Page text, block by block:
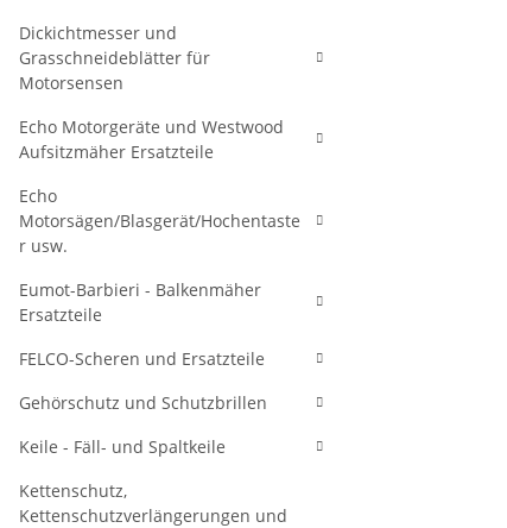
Dickichtmesser und
Grasschneideblätter für
Motorsensen
Echo Motorgeräte und Westwood
Aufsitzmäher Ersatzteile
Echo
Motorsägen/Blasgerät/Hochentaste
r usw.
Eumot-Barbieri - Balkenmäher
Ersatzteile
FELCO-Scheren und Ersatzteile
Gehörschutz und Schutzbrillen
Keile - Fäll- und Spaltkeile
Kettenschutz,
Kettenschutzverlängerungen und